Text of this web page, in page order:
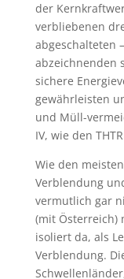
der
verbliebenen
abgeschalteten
abzeichnenden
sichere
gewährleisten
und Müll-
IV, wie den
Wie den
Verblendung
vermutlich gar
(mit Österreich)
isoliert da, als
Verblendung.